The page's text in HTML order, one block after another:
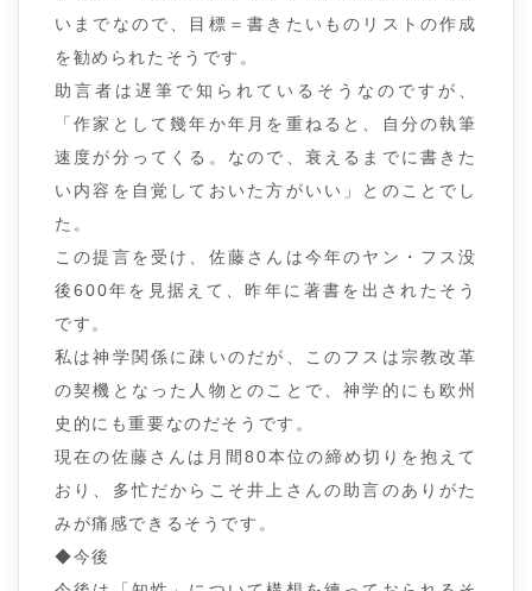
いまでなので、目標＝書きたいものリストの作成
を勧められたそうです。
助言者は遅筆で知られているそうなのですが、
「作家として幾年か年月を重ねると、自分の執筆
速度が分ってくる。なので、衰えるまでに書きた
い内容を自覚しておいた方がいい」とのことでし
た。
この提言を受け、佐藤さんは今年のヤン・フス没
後600年を見据えて、昨年に著書を出されたそう
です。
私は神学関係に疎いのだが、このフスは宗教改革
の契機となった人物とのことで、神学的にも欧州
史的にも重要なのだそうです。
現在の佐藤さんは月間80本位の締め切りを抱えて
おり、多忙だからこそ井上さんの助言のありがた
みが痛感できるそうです。
◆今後